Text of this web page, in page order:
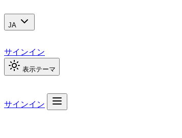
JA
サインイン
表示テーマ
サインイン